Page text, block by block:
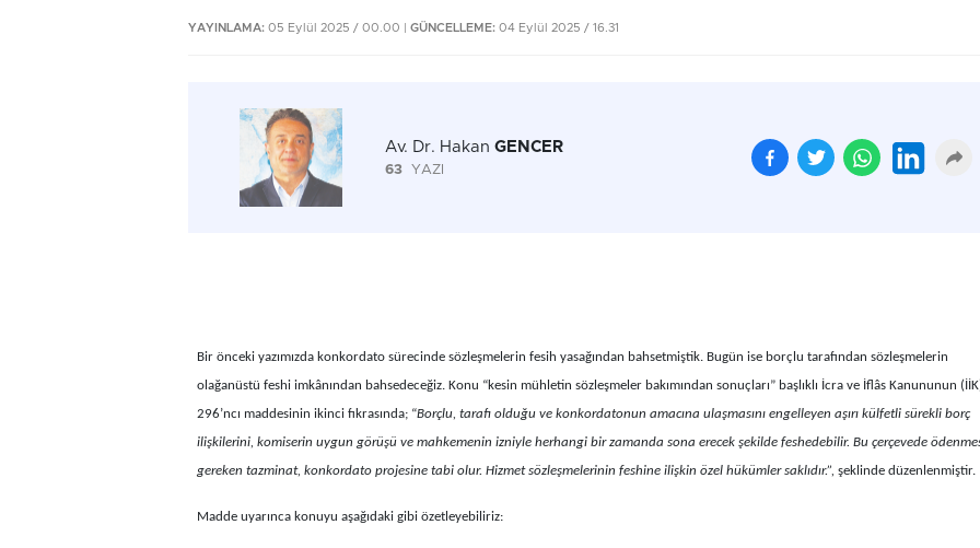
YAYINLAMA: 05 Eylül 2025 / 00.00 | GÜNCELLEME: 04 Eylül 2025 / 16.31
Av. Dr. Hakan GENCER
63 YAZI
Bir önceki yazımızda konkordato sürecinde sözleşmelerin fesih yasağından bahsetmiştik. Bugün ise borçlu tarafından sözleşmelerin
olağanüstü feshi imkânından bahsedeceğiz. Konu “kesin mühletin sözleşmeler bakımından sonuçları” başlıklı İcra ve İflâs Kanununun
296’ncı maddesinin ikinci fıkrasında; “Borçlu, tarafı olduğu ve konkordatonun amacına ulaşmasını engelleyen aşırı külfetli sürekli borç
ilişkilerini, komiserin uygun görüşü ve mahkemenin izniyle herhangi bir zamanda sona erecek şekilde feshedebilir. Bu çerçevede
gereken tazminat, konkordato projesine tabi olur. Hizmet sözleşmelerinin feshine ilişkin özel hükümler saklıdır.”, şeklinde düzenlenmiştir.
Madde uyarınca konuyu aşağıdaki gibi özetleyebiliriz:
çiftçiyi üretimden
uzaklaştırıyor